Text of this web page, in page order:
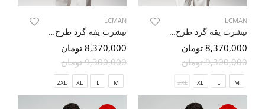
LCMAN
تیشرت یقه گرد طرح دار سبز 92
8,370,000 تومان
9,300,000 تومان
M
L
XL
2XL
LCMAN
تیشرت یقه گرد طرح دار نارنجی 96
8,370,000 تومان
9,300,000 تومان
M
L
XL
2XL